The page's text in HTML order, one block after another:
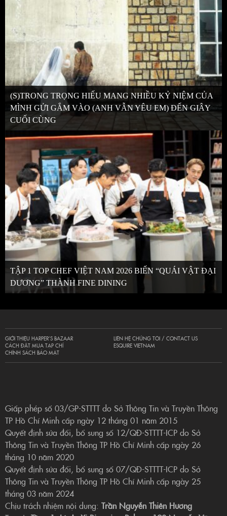
(S)TRONG TRỌNG HIẾU MANG NHIỀU KỶ NIỆM CỦA
MÌNH GỬI GẮM VÀO (ANH VẪN YÊU EM) ĐẾN GIÂY
CUỐI CÙNG
TẬP 1 TOP CHEF VIỆT NAM 2026 BIẾN “QUÁI VẬT ĐẠI
DƯƠNG” THÀNH FINE DINING
GIỚI THIỆU HARPER’S BAZAAR
CÁCH ĐẶT MUA TẠP CHÍ
CHÍNH SÁCH BẢO MẬT
LIÊN HỆ CHÚNG TÔI / CONTACT US
ESQUIRE VIETNAM
Giấp phép số 03/GP-STTTT do Sở Thông Tin và Truyền Thông
TP Hồ Chí Minh cấp ngày 12 tháng 01 năm 2015
Quyết định sửa đổi, bổ sung số 12/QĐ-STTTT-ICP do Sở
Thông Tin và Truyền Thông TP Hồ Chí Minh cấp ngày 26
tháng 10 năm 2020
Quyết định sửa đổi, bổ sung số 07/QĐ-STTTT-ICP do Sở
Thông Tin và Truyền Thông TP Hồ Chí Minh cấp ngày 25
tháng 03 năm 2024
Chịu trách nhiệm nội dung: Trần Nguyễn Thiên Hương